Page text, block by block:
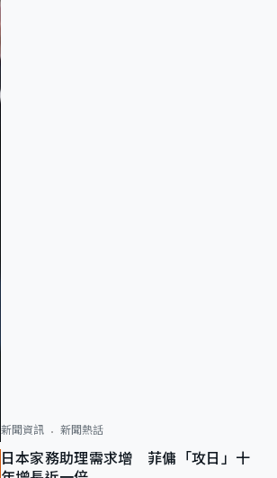
新聞資訊 新聞熱話
日本家務助理需求增 菲傭「攻日」十